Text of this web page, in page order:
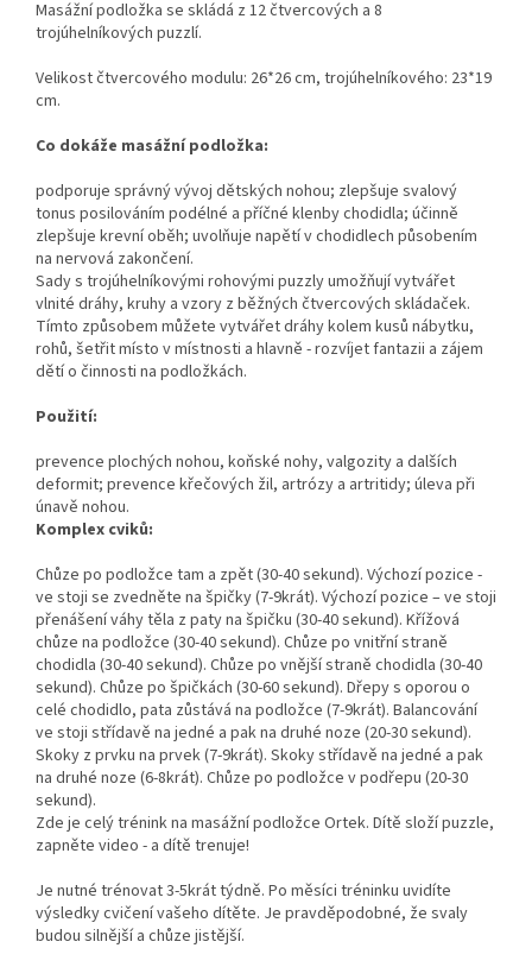
Masážní podložka se skládá z 12 čtvercových a 8
trojúhelníkových puzzlí.
Velikost čtvercového modulu: 26*26 cm, trojúhelníkového: 23*19
cm.
Co dokáže masážní podložka:
podporuje správný vývoj dětských nohou; zlepšuje svalový
tonus posilováním podélné a příčné klenby chodidla; účinně
zlepšuje krevní oběh; uvolňuje napětí v chodidlech působením
na nervová zakončení.
Sady s trojúhelníkovými rohovými puzzly umožňují vytvářet
vlnité dráhy, kruhy a vzory z běžných čtvercových skládaček.
Tímto způsobem můžete vytvářet dráhy kolem kusů nábytku,
rohů, šetřit místo v místnosti a hlavně - rozvíjet fantazii a zájem
dětí o činnosti na podložkách.
Použití:
prevence plochých nohou, koňské nohy, valgozity a dalších
deformit; prevence křečových žil, artrózy a artritidy; úleva při
únavě nohou.
Komplex cviků:
Chůze po podložce tam a zpět (30-40 sekund). Výchozí pozice -
ve stoji se zvedněte na špičky (7-9krát). Výchozí pozice – ve stoji
přenášení váhy těla z paty na špičku (30-40 sekund). Křížová
chůze na podložce (30-40 sekund). Chůze po vnitřní straně
chodidla (30-40 sekund). Chůze po vnější straně chodidla (30-40
sekund). Chůze po špičkách (30-60 sekund). Dřepy s oporou o
celé chodidlo, pata zůstává na podložce (7-9krát). Balancování
ve stoji střídavě na jedné a pak na druhé noze (20-30 sekund).
Skoky z prvku na prvek (7-9krát). Skoky střídavě na jedné a pak
na druhé noze (6-8krát). Chůze po podložce v podřepu (20-30
sekund).
Zde je celý trénink na masážní podložce Ortek. Dítě složí puzzle,
zapněte video - a dítě trenuje!
Je nutné trénovat 3-5krát týdně. Po měsíci tréninku uvidíte
výsledky cvičení vašeho dítěte. Je pravděpodobné, že svaly
budou silnější a chůze jistější.